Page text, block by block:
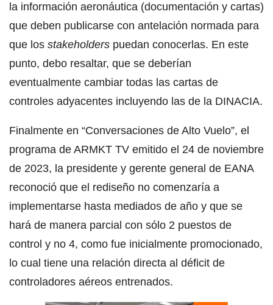
la información aeronáutica (documentación y cartas)
que deben publicarse con antelación normada para
que los stakeholders puedan conocerlas. En este
punto, debo resaltar, que se deberían
eventualmente cambiar todas las cartas de
controles adyacentes incluyendo las de la DINACIA.
Finalmente en “Conversaciones de Alto Vuelo”, el
programa de ARMKT TV emitido el 24 de noviembre
de 2023, la presidente y gerente general de EANA
reconoció que el rediseño no comenzaría a
implementarse hasta mediados de año y que se
hará de manera parcial con sólo 2 puestos de
control y no 4, como fue inicialmente promocionado,
lo cual tiene una relación directa al déficit de
controladores aéreos entrenados.